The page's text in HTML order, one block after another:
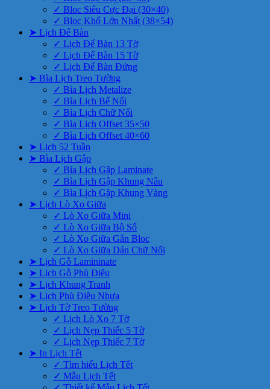
✓ Bloc Siêu Cực Đại (30×40)
✓ Bloc Khổ Lớn Nhất (38×54)
➤ Lịch Để Bàn
✓ Lịch Để Bàn 13 Tờ
✓ Lịch Để Bàn 15 Tờ
✓ Lịch Để Bàn Đứng
➤ Bìa Lịch Treo Tường
✓ Bìa Lịch Metalize
✓ Bìa Lịch Bế Nổi
✓ Bìa Lịch Chữ Nổi
✓ Bìa Lịch Offset 35×50
✓ Bìa Lịch Offset 40×60
➤ Lịch 52 Tuần
➤ Bìa Lịch Gập
✓ Bìa Lịch Gập Laminate
✓ Bìa Lịch Gập Khung Nâu
✓ Bìa Lịch Gập Khung Vàng
➤ Lịch Lò Xo Giữa
✓ Lò Xo Giữa Mini
✓ Lò Xo Giữa Bộ Số
✓ Lò Xo Giữa Gắn Bloc
✓ Lò Xo Giữa Dán Chữ Nổi
➤ Lịch Gỗ Lamininate
➤ Lịch Gỗ Phù Điêu
➤ Lịch Khung Tranh
➤ Lịch Phù Điêu Nhựa
➤ Lịch Tờ Treo Tường
✓ Lịch Lò Xo 7 Tờ
✓ Lịch Nẹp Thiếc 5 Tờ
✓ Lịch Nẹp Thiếc 7 Tờ
➤ In Lịch Tết
✓ Tìm hiểu Lịch Tết
✓ Mẫu Lịch Tết